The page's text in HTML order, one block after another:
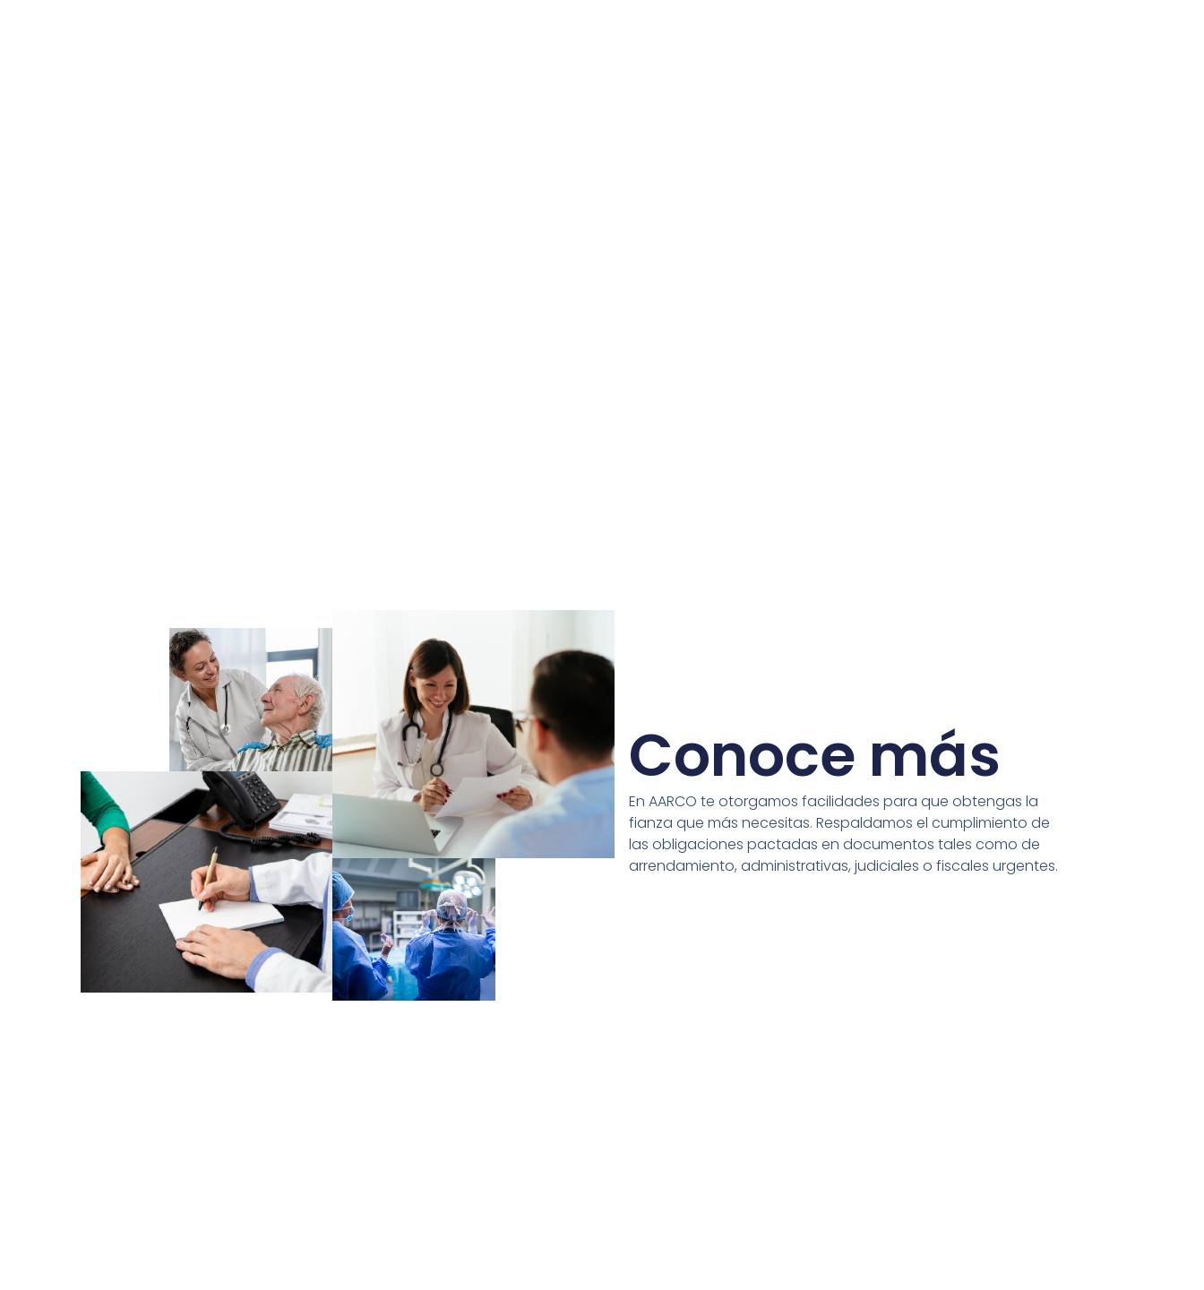
Conoce más
En AARCO te otorgamos facilidades para que obtengas la
fianza que más necesitas. Respaldamos el cumplimiento de
las obligaciones pactadas en documentos tales como de
arrendamiento, administrativas, judiciales o fiscales urgentes.